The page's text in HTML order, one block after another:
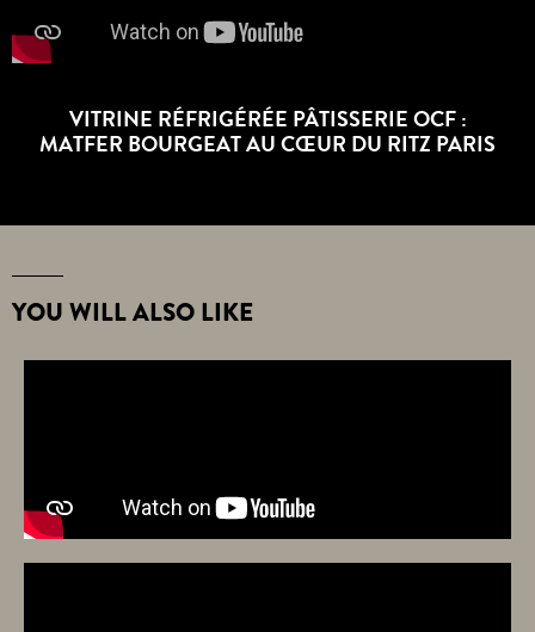
VITRINE RÉFRIGÉRÉE PÂTISSERIE OCF :
MATFER BOURGEAT AU CŒUR DU RITZ PARIS
YOU WILL ALSO LIKE